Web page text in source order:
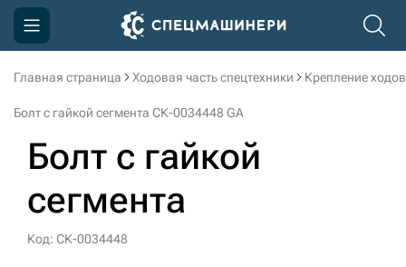
Главная страница Ходовая часть спецтехники Крепление
Болт с гайкой сегмента СК-0034448 GA
Болт с гайкой
сегмента
Код: СК-0034448
Компания
Доставка и оплата
Информация
Контакты